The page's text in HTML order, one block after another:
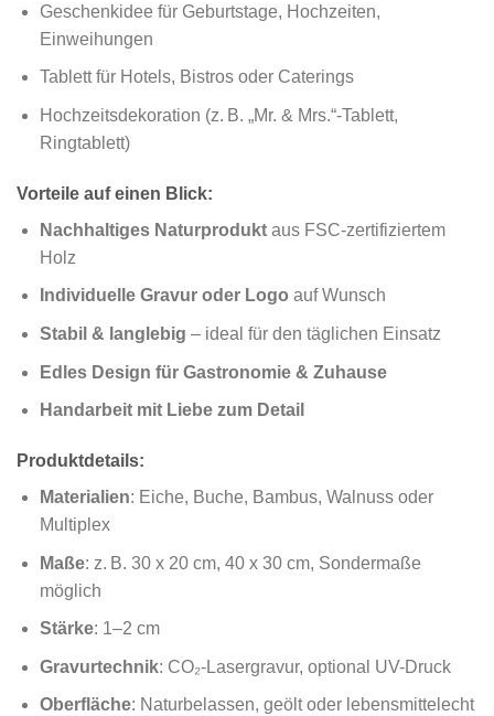
Geschenkidee für Geburtstage, Hochzeiten,
Einweihungen
Tablett für Hotels, Bistros oder Caterings
Hochzeitsdekoration (z. B. „Mr. & Mrs.“-Tablett,
Ringtablett)
Vorteile auf einen Blick:
Nachhaltiges Naturproduktaus FSC-zertifiziertem
Holz
Individuelle Gravur oder Logo auf Wunsch
Stabil & langlebig – ideal für den täglichen Einsatz
Edles Design für Gastronomie & Zuhause
Handarbeit mit Liebe zum Detail
Produktdetails:
Materialien: Eiche, Buche, Bambus, Walnuss oder
Multiplex
Maße: z. B. 30 x 20 cm, 40 x 30 cm, Sondermaße
möglich
Stärke: 1–2 cm
Gravurtechnik: CO₂-Lasergravur, optional UV-Druck
Oberfläche: Naturbelassen, geölt oder lebensmittelecht